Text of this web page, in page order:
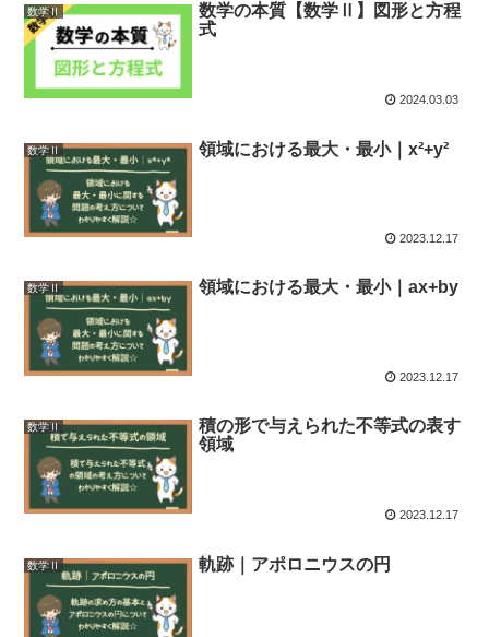
数学Ⅱ
数学の本質【数学Ⅱ】図形と方程
式
2024.03.03
数学Ⅱ 領域における最大・最小｜x²+y²
2023.12.17
数学Ⅱ 領域における最大・最小｜ax+by
2023.12.17
数学Ⅱ
積の形で与えられた不等式の表す
領域
2023.12.17
数学Ⅱ 軌跡｜アポロニウスの円